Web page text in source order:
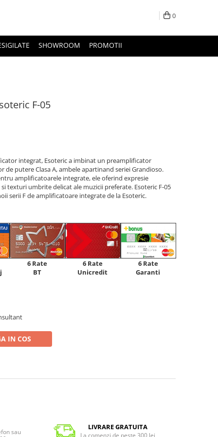
0
SHOWROOM PROMOTII
F-05
integrat, Esoteric a imbinat un preamplificator
putere Clasa A, ambele apartinand seriei Grandioso.
amplificatoarele integrate, ele oferind expresie
texturi umbrite delicat ale muzicii preferate. Esoteric F-05
serii F de amplificatoare integrate de la Esoteric.
6 Rate
BT
6 Rate
Unicredit
6 Rate
Garanti
IN COS
sau
LIVRARE GRATUITA
La comenzi de peste 300 lei